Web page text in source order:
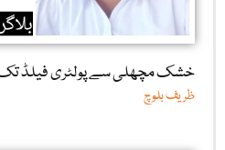
خشک مچھلی سے پولٹری فیلڈ
ظریف بلوچ